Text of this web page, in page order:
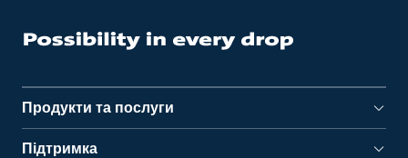
Продукти та послуги
Підтримка